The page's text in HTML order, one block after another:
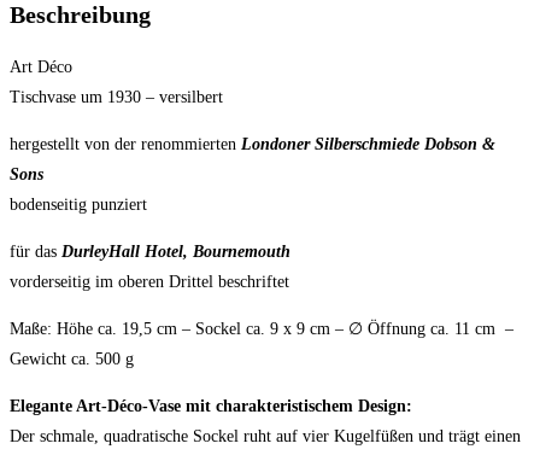
Beschreibung
Art Déco
Tischvase um 1930 – versilbert
hergestellt von der renommierten Londoner Silberschmiede Dobson &
Sons
bodenseitig punziert
für das DurleyHall Hotel, Bournemouth
vorderseitig im oberen Drittel beschriftet
Maße: Höhe ca. 19,5 cm – Sockel ca. 9 x 9 cm – ∅ Öffnung ca. 11 cm –
Gewicht ca. 500 g
Elegante Art-Déco-Vase mit charakteristischem Design:
Der schmale, quadratische Sockel ruht auf vier Kugelfüßen und trägt einen